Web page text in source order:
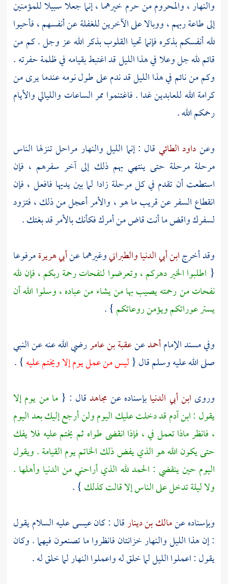
والنهار ، والمحروم من حرم خيرهما ، إنما جعلا سبيلا للمؤمنين
إلى طاعة ربهم ، ووبالا على الآخرين للغفلة عن أنفسهم ، فأحيوا
لله أنفسكم بذكره فإنما تحيا القلوب بذكر الله عز وجل . كم من
قائم لله جل وعلا في هذا الليل قد اغتبط بقيامه في ظلمة حفرته .
وكم من نائم في هذا الليل قد ندم على طول نومه عندما يرى من
كرامة الله للعابدين غدا . فاغتنموا ممر الساعات والليالي والأيام
رحمكم الله .
وعنداود الطائي قال : إنما الليل والنهار مراحل تنزلها الناس
مرحلة مرحلة حتى ينتهي بهم ذلك إلى آخر سفرهم ، فإن
استطعت أن تقدم في كل مرحلة زادا لما بين يديها فافعل ، فإن
انقطاع السفر عن قريب ما هو ، والأمر أعجل من ذلك ، فتزود
لسفرك واقض ما أنت قاض من أمرك فكأنك بالأمر قد بغتك .
وقد أخرجابن أبي الدنياوالطبرانيوغيرهما عنأبي هريرةمرفوعا
{ اطلبوا الخير دهركم ، وتعرضوا لنفحات رحمة ربكم ، فإن لله
نفحات من رحمته يصيب بها من يشاء من عباده ، وسلوا الله أن
يستر عوراتكم ويؤمن روعاتكم} .
وفي مسند الإمامأحمدعنعقبة بن عامررضي الله عنه عن النبي
صلى الله عليه وسلم قال {ليس من عمل يوم إلا ويختم عليه} .
وروى ابن أبي الدنيابإسناده عنمجاهدقال : {ما من يوم إلا
يقول : ابنآدمقد دخلت عليك اليوم ولن أرجع إليك بعد اليوم
، فانظر ماذا تعمل في ، فإذا انقضى طواه ثم يختم عليه فلا يفك
حتى يكون الله هو الذي يفض ذلك الخاتم يوم القيامة . ويقول
اليوم حين ينقضي : الحمد لله الذي أراحني من الدنيا وأهلها .
ولا ليلة تدخل على الناس إلا قالت كذلك} .
وبإسناده عنمالك بن دينارقال : كانعيسىعليه السلام يقول
: إن هذا الليل والنهار خزانتان فانظروا ما تصنعون فيهما . وكان
يقول : اعملوا الليل لما خلق له واعملوا النهار لما خلق له .